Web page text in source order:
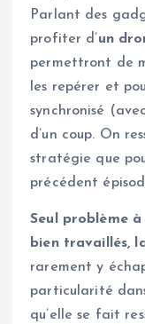
Parlant des
profiter d’un
permettront de
les repérer et
synchronisé
d’un coup. On
stratégie que
précédent
Seul problème
bien travaillés,
rarement y
particularité
qu’elle se fait